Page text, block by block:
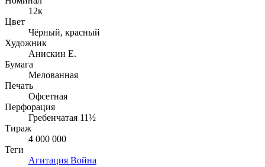
12к
Цвет
Чёрный, красный
Художник
Анискин Е.
Бумага
Мелованная
Печать
Офсетная
Перфорация
Гребенчатая 11½
Тираж
4 000 000
Теги
Агитация Война